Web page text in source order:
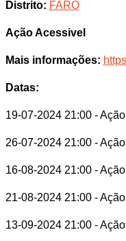
Distrito: FARO
Ação Acessivel
Mais informações:
Datas:
19-07-2024 21:00 -
26-07-2024 21:00 -
16-08-2024 21:00 -
21-08-2024 21:00 -
13-09-2024 21:00 -